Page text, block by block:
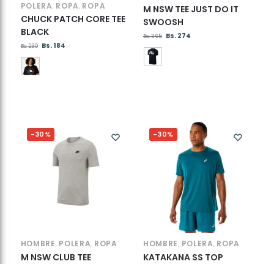
POLERA, ROPA, ROPA
CHUCK PATCH CORE TEE
BLACK
Bs.230 Bs. 184
M NSW TEE JUST DO IT
SWOOSH
Bs.365 Bs. 274
-30%
HOMBRE, POLERA, ROPA
M NSW CLUB TEE
-30%
HOMBRE, POLERA, ROPA
KATAKANA SS TOP